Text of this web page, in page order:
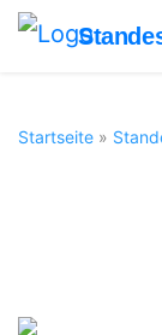
Startseite »